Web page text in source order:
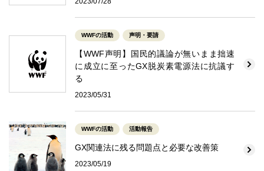
WWFの活動 声明・要請
【WWF声明】国民的議論が無いまま拙速
に成立に至ったGX脱炭素電源法に抗議す
る
2023/05/31
WWFの活動 活動報告
GX関連法に残る問題点と必要な改善策
2023/05/19